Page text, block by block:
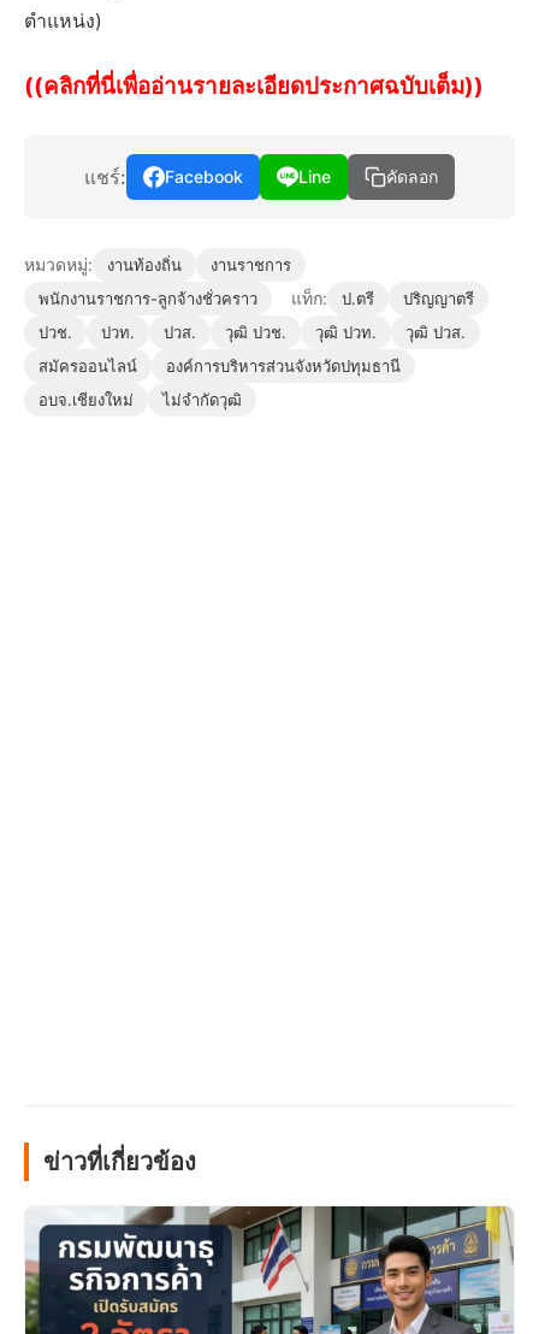
ตำแหน่ง)
((คลิกที่นี่เพื่ออ่านรายละเอียดประกาศฉบับเต็ม))
แชร์: Facebook Line คัดลอก
หมวดหมู่: งานท้องถิ่น
งานราชการ
พนักงานราชการ-ลูกจ้างชั่วคราว
แท็ก: ป.ตรี
ปริญญาตรี
ปวช.
ปวท. ปวส. วุฒิ ปวช. วุฒิ ปวท.
วุฒิ ปวส.
สมัครออนไลน์
องค์การบริหารส่วนจังหวัดปทุมธานี
อบจ.เชียงใหม่
ไม่จำกัดวุฒิ
ข่าวที่เกี่ยวข้อง